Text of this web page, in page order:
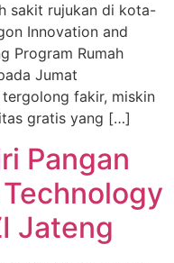
sakit rujukan di kota-
Innovation and
Program Rumah
Jumat
fakir, miskin
gratis yang […]
Pangan
Jateng